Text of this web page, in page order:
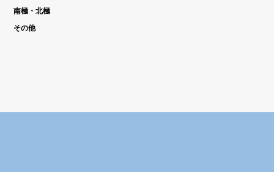
南極・北極
その他